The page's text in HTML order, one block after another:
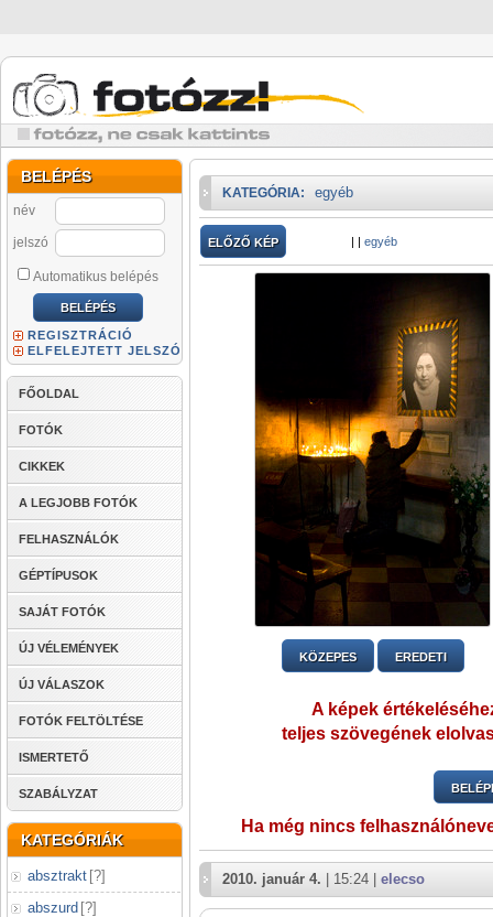
BELÉPÉS
név
jelszó
Automatikus belépés
REGISZTRÁCIÓ
ELFELEJTETT JELSZÓ
FŐOLDAL
FOTÓK
CIKKEK
A LEGJOBB FOTÓK
FELHASZNÁLÓK
GÉPTÍPUSOK
SAJÁT FOTÓK
ÚJ VÉLEMÉNYEK
ÚJ VÁLASZOK
FOTÓK FELTÖLTÉSE
ISMERTETŐ
SZABÁLYZAT
KATEGÓRIÁK
absztrakt [?]
abszurd [?]
KATEGÓRIA: egyéb
ELŐZŐ KÉP | | egyéb
KÖZEPES EREDETI
A képek
teljes szövegének
Ha még nincs
2010. január 4. | 15:24 | elecso